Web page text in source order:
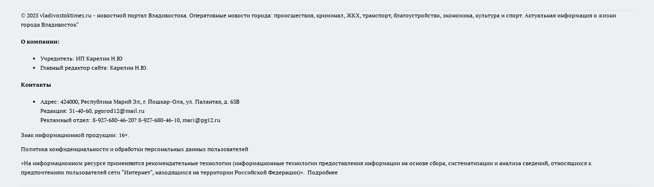
© 2025 vladivostoktimes.ru - новостной портал Владивостока. Оперативные новости города: происшествия, криминал, ЖКХ, транспорт, благоустройство, экономика, культура и спорт. Актуальная информация о жизни
города Владивосток"
О компании:
Учредитель: ИП Карелин Н.Ю
Главный редактор сайта: Карелин Н.Ю.
Контакты
Адрес: 424000, Республика Марий Эл, г. Йошкар-Ола, ул. Палантая, д. 63В
Редакция: 31-40-60, pgorod12@mail.ru
Рекламный отдел: 8-927-680-46-20? 8-927-680-46-10, mari@pg12.ru
Знак информационной продукции: 16+.
Политика конфиденциальности и обработки персональных данных пользователей
«На информационном ресурсе применяются рекомендательные технологии (информационные технологии предоставления информации на основе сбора, систематизации и анализа сведений, относящихся к
предпочтениям пользователей сети "Интернет", находящихся на территории Российской Федерации)». Подробнее